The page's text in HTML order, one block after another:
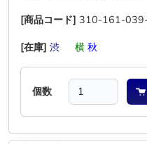
[商品コード] 310-161-
[在庫] 渋 横 秋
個数